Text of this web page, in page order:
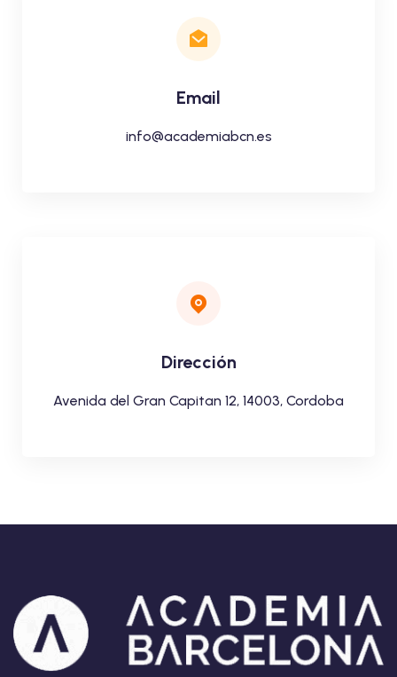
Email
info@academiabcn.es
Dirección
Avenida del Gran Capitan 12, 14003, Cordoba